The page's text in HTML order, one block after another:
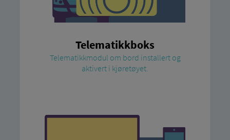
Telematikkboks
Telematikkmodul om bord installert og
aktivert i kjøretøyet.